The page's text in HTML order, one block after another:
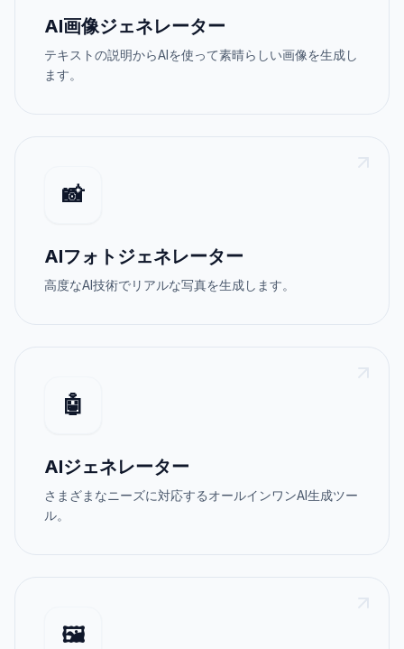
AI画像ジェネレーター
テキストの説明からAIを使って素晴らしい画像を生成し
ます。
📸
AIフォトジェネレーター
高度なAI技術でリアルな写真を生成します。
🤖
AIジェネレーター
さまざまなニーズに対応するオールインワンAI生成ツー
ル。
🖼️